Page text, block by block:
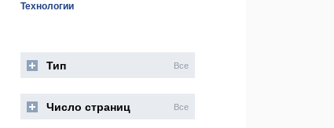
Технологии
Тип Все
Число страниц Все